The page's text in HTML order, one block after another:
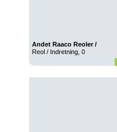
Andet Raaco Reoler /
Bilindretning
Reol / Indretning, 0